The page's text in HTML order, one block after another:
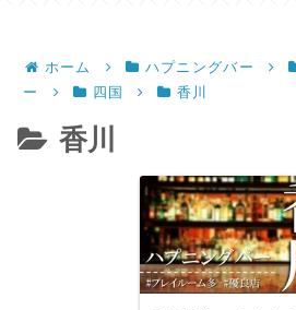
ホーム ハプニングバー
ー
四国 香川
香川